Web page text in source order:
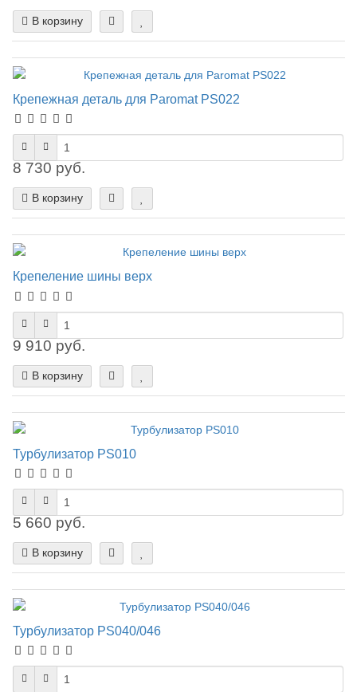
В корзину
Крепежная деталь для Paromat PS022
8 730 руб.
В корзину
Крепеление шины верх
9 910 руб.
В корзину
Турбулизатор PS010
5 660 руб.
В корзину
Турбулизатор PS040/046